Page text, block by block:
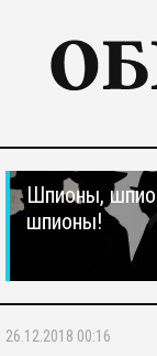
Шпионы,
шпионы!
26.12.2018 00:16